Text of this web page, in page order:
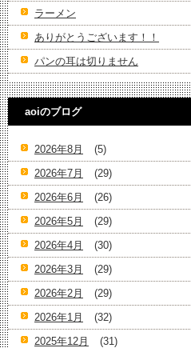
ラーメン
ありがとうございます！！
パンの耳は切りません
aoiのブログ
2026年8月
(5)
2026年7月
(29)
2026年6月
(26)
2026年5月
(29)
2026年4月
(30)
2026年3月
(29)
2026年2月
(29)
2026年1月
(32)
2025年12月
(31)